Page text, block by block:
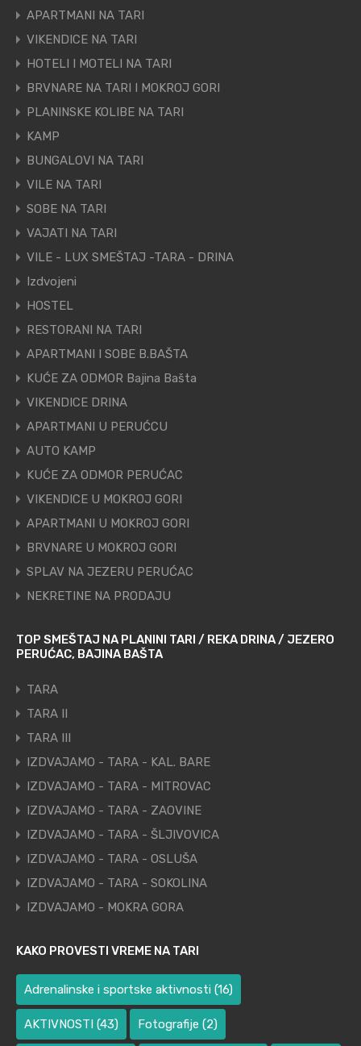
APARTMANI NA TARI
VIKENDICE NA TARI
HOTELI I MOTELI NA TARI
BRVNARE NA TARI I MOKROJ GORI
PLANINSKE KOLIBE NA TARI
KAMP
BUNGALOVI NA TARI
VILE NA TARI
SOBE NA TARI
VAJATI NA TARI
VILE - LUX SMEŠTAJ -TARA - DRINA
Izdvojeni
HOSTEL
RESTORANI NA TARI
APARTMANI I SOBE B.BAŠTA
KUĆE ZA ODMOR Bajina Bašta
VIKENDICE DRINA
APARTMANI U PERUĆCU
AUTO KAMP
KUĆE ZA ODMOR PERUĆAC
VIKENDICE U MOKROJ GORI
APARTMANI U MOKROJ GORI
BRVNARE U MOKROJ GORI
SPLAV NA JEZERU PERUĆAC
NEKRETINE NA PRODAJU
TOP SMEŠTAJ NA PLANINI TARI / REKA DRINA / JEZERO
PERUĆAC, BAJINA BAŠTA
TARA
TARA II
TARA III
IZDVAJAMO - TARA - KAL. BARE
IZDVAJAMO - TARA - MITROVAC
IZDVAJAMO - TARA - ZAOVINE
IZDVAJAMO - TARA - ŠLJIVOVICA
IZDVAJAMO - TARA - OSLUŠA
IZDVAJAMO - TARA - SOKOLINA
IZDVAJAMO - MOKRA GORA
KAKO PROVESTI VREME NA TARI
Adrenalinske i sportske aktivnosti (16)
AKTIVNOSTI (43) Fotografije (2)